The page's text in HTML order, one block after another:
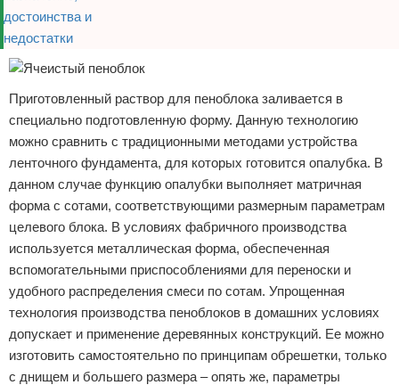
Приготовленный раствор для пеноблока заливается в
специально подготовленную форму. Данную технологию
можно сравнить с традиционными методами устройства
ленточного фундамента, для которых готовится опалубка. В
данном случае функцию опалубки выполняет матричная
форма с сотами, соответствующими размерным параметрам
целевого блока. В условиях фабричного производства
используется металлическая форма, обеспеченная
вспомогательными приспособлениями для переноски и
удобного распределения смеси по сотам. Упрощенная
технология производства пеноблоков в домашних условиях
допускает и применение деревянных конструкций. Ее можно
изготовить самостоятельно по принципам обрешетки, только
с днищем и большего размера – опять же, параметры